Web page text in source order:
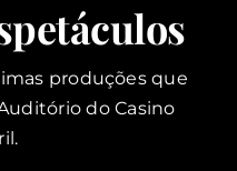
produções que
do Casino